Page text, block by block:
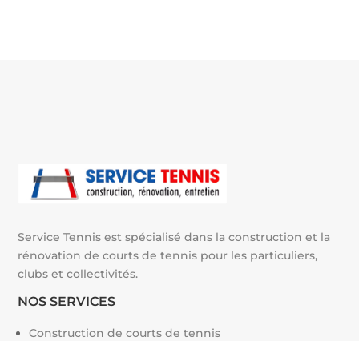
Service Tennis est spécialisé dans la construction et la
rénovation de courts de tennis pour les particuliers,
clubs et collectivités.
NOS SERVICES
Construction de courts de tennis